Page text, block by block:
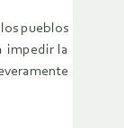
pueblos
impedir la